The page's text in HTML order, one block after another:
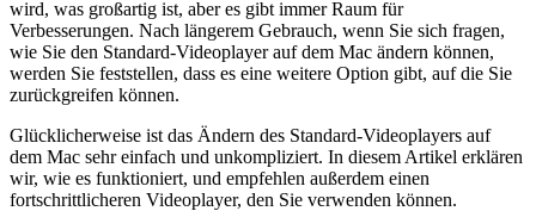
wird, was großartig ist, aber es gibt immer Raum für
Verbesserungen. Nach längerem Gebrauch, wenn Sie sich fragen,
wie Sie den Standard-Videoplayer auf dem Mac ändern können,
werden Sie feststellen, dass es eine weitere Option gibt, auf die Sie
zurückgreifen können.
Glücklicherweise ist das Ändern des Standard-Videoplayers auf
dem Mac sehr einfach und unkompliziert. In diesem Artikel erklären
wir, wie es funktioniert, und empfehlen außerdem einen
fortschrittlicheren Videoplayer, den Sie verwenden können.